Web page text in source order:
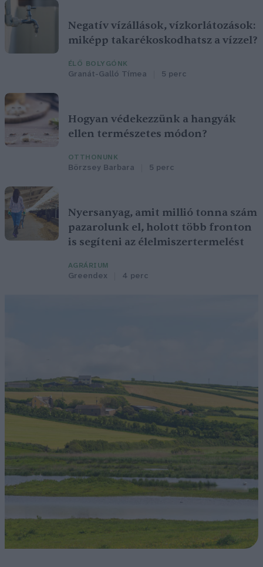
Negatív vízállások, vízkorlátozások:
miképp takarékoskodhatsz a vízzel?
ÉLŐ BOLYGÓNK
Granát-Galló Tímea 5 perc
Hogyan védekezzünk a hangyák
ellen természetes módon?
OTTHONUNK
Börzsey Barbara 5 perc
Nyersanyag, amit millió tonna szám
pazarolunk el, holott több fronton
is segíteni az élelmiszertermelést
AGRÁRIUM
Greendex 4 perc